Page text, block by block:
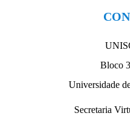
Bloco
Universidade
Secretaria